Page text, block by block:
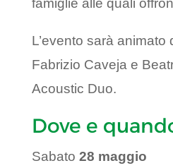
famiglie alle quali
L’evento sarà animato
Fabrizio Caveja e
Acoustic Duo.
Dove e
Sabato 28 maggio